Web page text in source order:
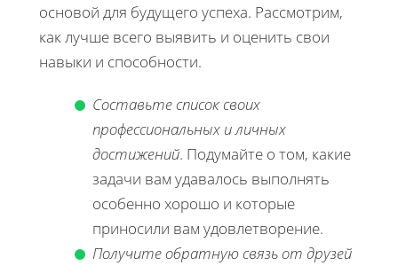
основой для будущего успеха. Рассмотрим,
как лучше всего выявить и оценить свои
навыки и способности.
Составьте список своих
профессиональных и личных
достижений. Подумайте о том, какие
задачи вам удавалось выполнять
особенно хорошо и которые
приносили вам удовлетворение.
Получите обратную связь от друзей